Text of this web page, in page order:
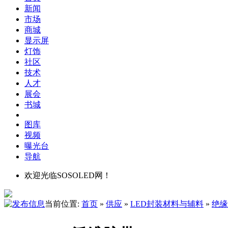
新闻
市场
商城
显示屏
灯饰
社区
技术
人才
展会
书城
图库
视频
曝光台
导航
欢迎光临SOSOLED网！
当前位置: 首页 » 供应 » LED封装材料与辅料 » 绝